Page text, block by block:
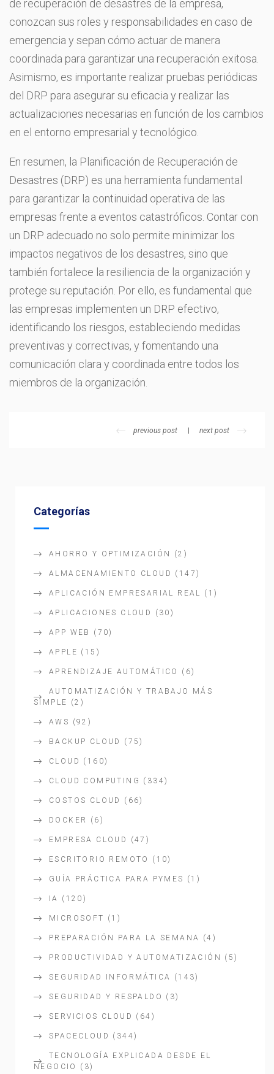
de recuperación de desastres de la empresa,
conozcan sus roles y responsabilidades en caso de
emergencia y sepan cómo actuar de manera
coordinada para garantizar una recuperación exitosa.
Asimismo, es importante realizar pruebas periódicas
del DRP para asegurar su eficacia y realizar las
actualizaciones necesarias en función de los cambios
en el entorno empresarial y tecnológico.
En resumen, la Planificación de Recuperación de
Desastres (DRP) es una herramienta fundamental
para garantizar la continuidad operativa de las
empresas frente a eventos catastróficos. Contar con
un DRP adecuado no solo permite minimizar los
impactos negativos de los desastres, sino que
también fortalece la resiliencia de la organización y
protege su reputación. Por ello, es fundamental que
las empresas implementen un DRP efectivo,
identificando los riesgos, estableciendo medidas
preventivas y correctivas, y fomentando una
comunicación clara y coordinada entre todos los
miembros de la organización.
previous post next post
Categorías
AHORRO Y OPTIMIZACIÓN (2)
ALMACENAMIENTO CLOUD (147)
APLICACIÓN EMPRESARIAL REAL (1)
APLICACIONES CLOUD (30)
APP WEB (70)
APPLE (15)
APRENDIZAJE AUTOMÁTICO (6)
AUTOMATIZACIÓN Y TRABAJO MÁS
SIMPLE
(2)
AWS (92)
BACKUP CLOUD (75)
CLOUD (160)
CLOUD COMPUTING (334)
COSTOS CLOUD (66)
DOCKER (6)
EMPRESA CLOUD (47)
ESCRITORIO REMOTO (10)
GUÍA PRÁCTICA PARA PYMES (1)
IA (120)
MICROSOFT (1)
PREPARACIÓN PARA LA SEMANA (4)
PRODUCTIVIDAD Y AUTOMATIZACIÓN (5)
SEGURIDAD INFORMÁTICA (143)
SEGURIDAD Y RESPALDO (3)
SERVICIOS CLOUD (64)
SPACECLOUD (344)
TECNOLOGÍA EXPLICADA DESDE EL
NEGOCIO
(3)